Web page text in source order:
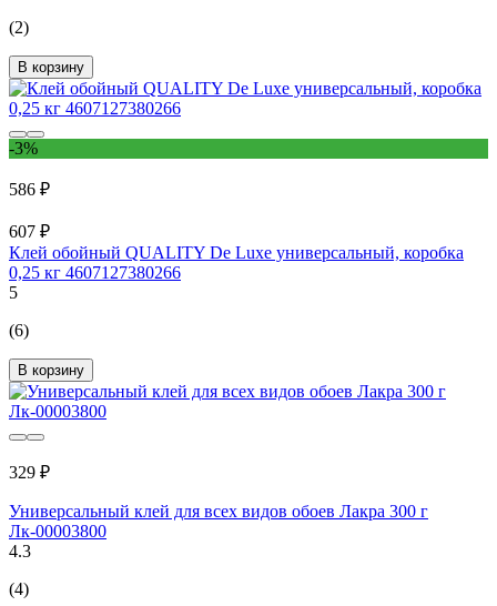
(2)
В корзину
-3%
586 ₽
607 ₽
Клей обойный QUALITY De Luxe универсальный, коробка
0,25 кг 4607127380266
5
(6)
В корзину
329 ₽
Универсальный клей для всех видов обоев Лакра 300 г
Лк-00003800
4.3
(4)